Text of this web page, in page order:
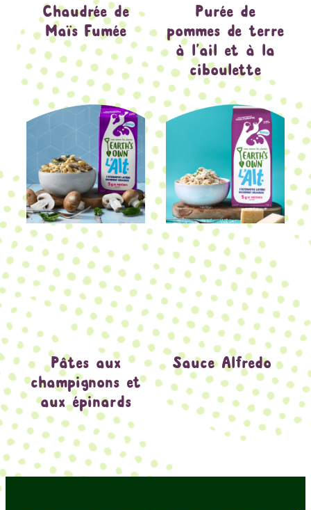
Chaudrée de
Maïs Fumée
Purée de
pommes de terre
à l’ail et à la
ciboulette
Pâtes aux
champignons et
aux épinards
Sauce Alfredo